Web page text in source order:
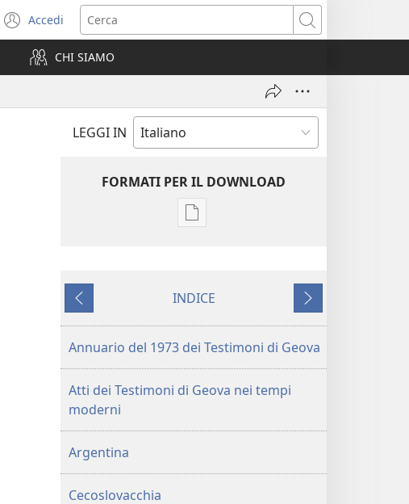
Accedi
(apre
una
nuova
finestra)
Cerca
CHI SIAMO
LEGGI IN
FORMATI PER IL DOWNLOAD
Opzioni
delle
Annuario
dei
di
del
Precedente
INDICE
Successivo
Annuario del 1973 dei Testimoni di Geova
Atti dei Testimoni di Geova nei tempi
moderni
Argentina
Cecoslovacchia